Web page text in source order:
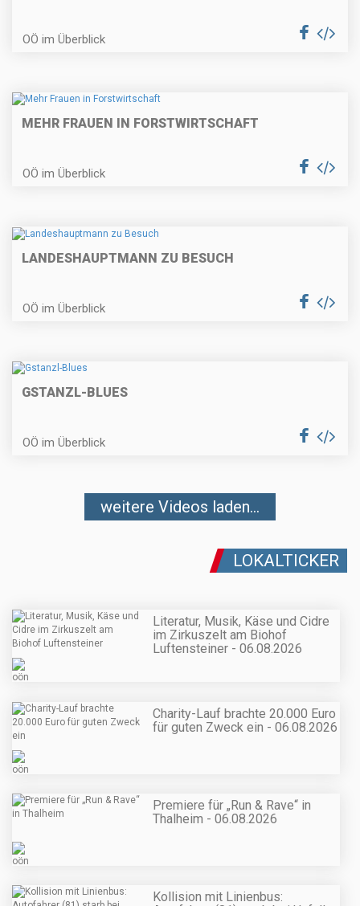
OÖ im Überblick
MEHR FRAUEN IN FORSTWIRTSCHAFT
OÖ im Überblick
LANDESHAUPTMANN ZU BESUCH
OÖ im Überblick
GSTANZL-BLUES
OÖ im Überblick
weitere Videos laden...
LOKALTICKER
Literatur, Musik, Käse und Cidre
im Zirkuszelt am Biohof
Luftensteiner - 06.08.2026
Charity-Lauf brachte 20.000 Euro
für guten Zweck ein - 06.08.2026
Premiere für „Run & Rave“ in
Thalheim - 06.08.2026
Kollision mit Linienbus: